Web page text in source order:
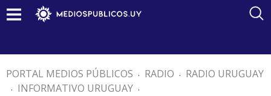
PORTAL MEDIOS PÚBLICOS . RADIO . RADIO URUGUAY
. INFORMATIVO URUGUAY .